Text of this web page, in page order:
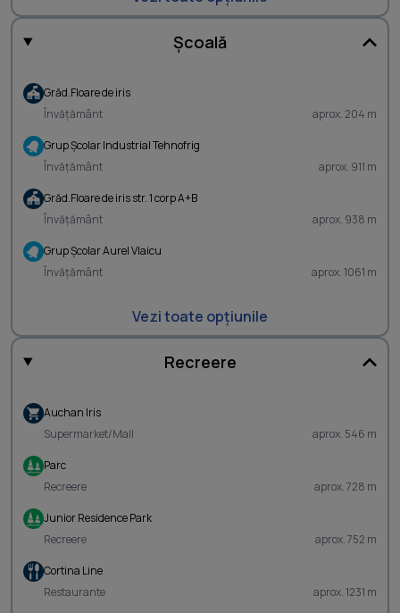
Școală
Grăd.Floare de iris
Învățământ
aprox. 204 m
Grup Şcolar Industrial Tehnofrig
Învățământ
aprox. 911 m
Grăd.Floare de iris str. 1 corp A+B
Învățământ
aprox. 938 m
Grup Şcolar Aurel Vlaicu
Învățământ
aprox. 1061 m
Vezi toate opțiunile
Recreere
Auchan Iris
Supermarket/Mall
aprox. 546 m
Parc
Recreere
aprox. 728 m
Junior Residence Park
Recreere
aprox. 752 m
Cortina Line
Restaurante
aprox. 1231 m